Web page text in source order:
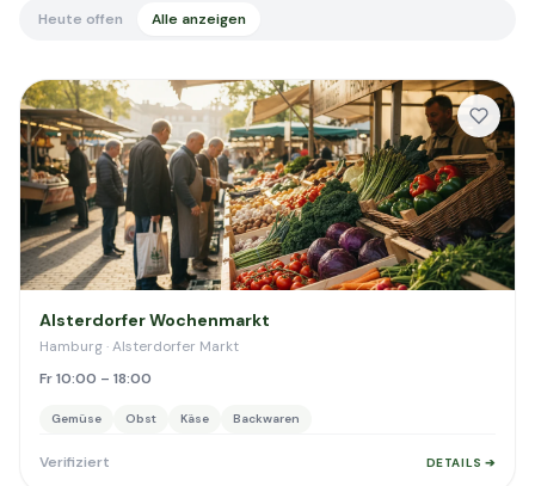
Heute offen Alle anzeigen
Alsterdorfer Wochenmarkt
Hamburg · Alsterdorfer Markt
Fr 10:00 – 18:00
Gemüse Obst Käse Backwaren
Verifiziert DETAILS ➔